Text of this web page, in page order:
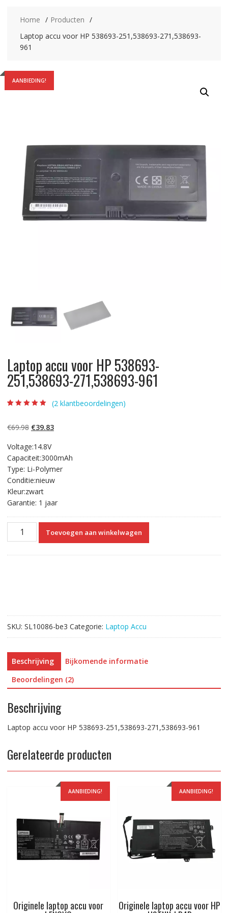
Home
Producten
Laptop accu voor HP 538693-251,538693-271,538693-
961
AANBIEDING!
Laptop accu voor HP 538693-
251,538693-271,538693-961
gebaseerd op
klantbeoordelinge
(2 klantbeoordelingen)
€69.98 Oorspronkelijke
was:
€69.98.
€39.83Huidige
€39.83.
Voltage:14.8V
Capaciteit:3000mAh
Type: Li-Polymer
Conditie:nieuw
Kleur:zwart
Garantie: 1 jaar
Laptop
aantal
Toevoegen aan winkelwagen
SKU: SL10086-be3 Categorie: Laptop Accu
Beschrijving
Bijkomende informatie
Beoordelingen (2)
Beschrijving
Laptop accu voor HP 538693-251,538693-271,538693-961
Gerelateerde producten
AANBIEDING!
Originele laptop accu voor
AANBIEDING!
Originele laptop accu voor HP